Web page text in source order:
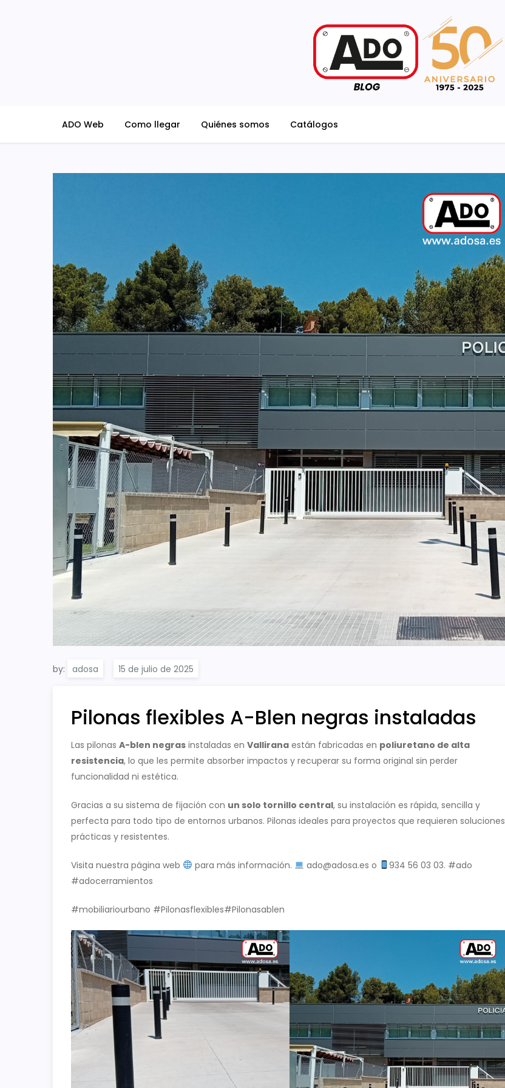
ADO Web Como llegar Quiénes somos Catálogos
by: adosa
Pilonas flexibles A-Blen negras instaladas
Las pilonas A-blen negras instaladas en Vallirana están fabricadas en poliuretano de alta
resistencia, lo que les permite absorber impactos y recuperar su forma original sin perder
funcionalidad ni estética.
Gracias a su sistema de fijación con un solo tornillo central, su instalación es rápida, sencilla y
perfecta para todo tipo de entornos urbanos. Pilonas ideales para proyectos que requieren soluciones
prácticas y resistentes.
Visita nuestra página web para más información. ado@adosa.es o
934 56 03 03. #ado
#adocerramientos
#mobiliariourbano #Pilonasflexibles#Pilonasablen